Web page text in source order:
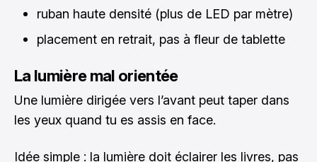
ruban haute densité (plus de LED par mètre)
placement en retrait, pas à fleur de tablette
La lumière mal orientée
Une lumière dirigée vers l’avant peut taper dans
les yeux quand tu es assis en face.
Idée simple : la lumière doit éclairer les livres, pas